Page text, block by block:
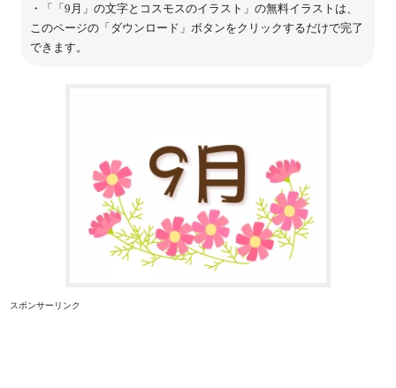
・「「9月」の文字とコスモスのイラスト」の無料イラストは、
このページの「ダウンロード」ボタンをクリックするだけで完了
できます。
スポンサーリンク